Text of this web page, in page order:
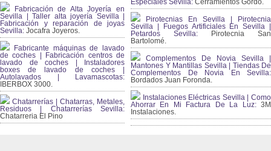
Fabricación de Alta Joyería en
Sevilla | Taller alta joyería Sevilla |
Fabricación y reparación de joyas
Sevilla: Jocafra Joyeros.
Fabricante máquinas de lavado
de coches | Fabricación centros de
lavado de coches | Instaladores
boxes de lavado de coches |
Autolavados | Lavamascotas:
IBERBOX 3000.
Chatarrerías | Chatarras, Metales,
Residuos | Chatarrerías Sevilla:
Chatarreria El Pino
Especiales Sevilla: Cerramientos Gordo.
Pirotecnias En Sevilla | Pirotecnia
Sevilla | Fuegos Artificiales En Sevilla |
Petardos Sevilla: Pirotecnia San
Bartolomé.
Complementos De Novia Sevilla |
Mantones Y Mantillas Sevilla | Tiendas De
Complementos De Novia En Sevilla:
Bordados Juan Foronda.
Instalaciones Eléctricas Sevilla | Como
Ahorrar En Mi Factura De La Luz:3M
Instalaciones.